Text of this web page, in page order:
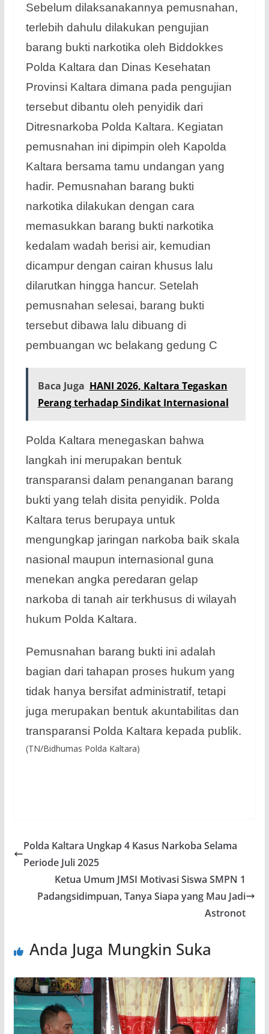
Sebelum dilaksanakannya pemusnahan,
terlebih dahulu dilakukan pengujian
barang bukti narkotika oleh Biddokkes
Polda Kaltara dan Dinas Kesehatan
Provinsi Kaltara dimana pada pengujian
tersebut dibantu oleh penyidik dari
Ditresnarkoba Polda Kaltara. Kegiatan
pemusnahan ini dipimpin oleh Kapolda
Kaltara bersama tamu undangan yang
hadir. Pemusnahan barang bukti
narkotika dilakukan dengan cara
memasukkan barang bukti narkotika
kedalam wadah berisi air, kemudian
dicampur dengan cairan khusus lalu
dilarutkan hingga hancur. Setelah
pemusnahan selesai, barang bukti
tersebut dibawa lalu dibuang di
pembuangan wc belakang gedung C
Baca Juga HANI 2026, Kaltara Tegaskan
Perang terhadap Sindikat Internasional
Polda Kaltara menegaskan bahwa
langkah ini merupakan bentuk
transparansi dalam penanganan barang
bukti yang telah disita penyidik. Polda
Kaltara terus berupaya untuk
mengungkap jaringan narkoba baik skala
nasional maupun internasional guna
menekan angka peredaran gelap
narkoba di tanah air terkhusus di wilayah
hukum Polda Kaltara.
Pemusnahan barang bukti ini adalah
bagian dari tahapan proses hukum yang
tidak hanya bersifat administratif, tetapi
juga merupakan bentuk akuntabilitas dan
transparansi Polda Kaltara kepada publik.
(TN/Bidhumas Polda Kaltara)
Polda Kaltara Ungkap 4 Kasus Narkoba Selama
Periode Juli 2025
Ketua Umum JMSI Motivasi Siswa SMPN 1
Padangsidimpuan, Tanya Siapa yang Mau Jadi
Astronot
Anda Juga Mungkin Suka